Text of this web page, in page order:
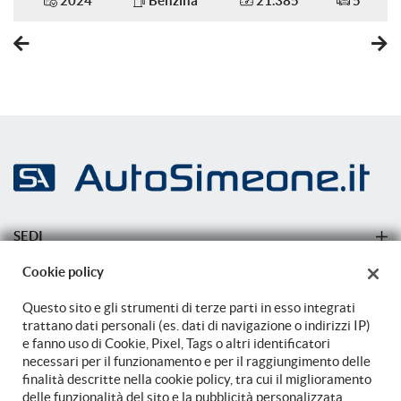
Servosterzo
Sound system
Specchietti laterali elettrici
Start/Stop Automatico
Supporto lombare
Telecamera per parcheggio assistito
Touch screen
Trazione integrale
USB
SEDI
Azienda
Cookie policy
Questo sito e gli strumenti di terze parti in esso integrati
trattano dati personali (es. dati di navigazione o indirizzi IP)
e fanno uso di Cookie, Pixel, Tags o altri identificatori
necessari per il funzionamento e per il raggiungimento delle
finalità descritte nella cookie policy, tra cui il miglioramento
delle funzionalità del sito e la pubblicità personalizzata.